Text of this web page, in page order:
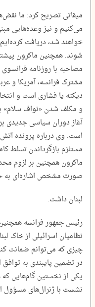
میقاتی تصریح کرد: ما
خواهند شد، دریافت
شوند. همچنین ماکرون
مصاحبه با روزنامه
مشترک فرانسه، آمریکا و
دیکته یا فشاری است و
و مکلف شدن «نواف سلام»
آغاز دوران سیاسی جدیدی
است. وی درباره پرونده
مستلزم بازگرداندن تسلط
ماکرون همچنین بر لزوم
صورت مشخص اشاره‌ای به
لبنان داشت.
رئیس جمهور فرانسه
چیزی که می‌توانم ضمانت
در تضمین پایبندی به
یکی از نخستین گام‌هایی که
نشست با ژنرال‌های مسؤول